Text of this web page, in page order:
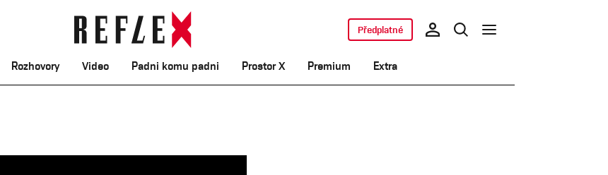
Rozhovory Video Padni komu padni Prostor X Premium Extra
Předplatné